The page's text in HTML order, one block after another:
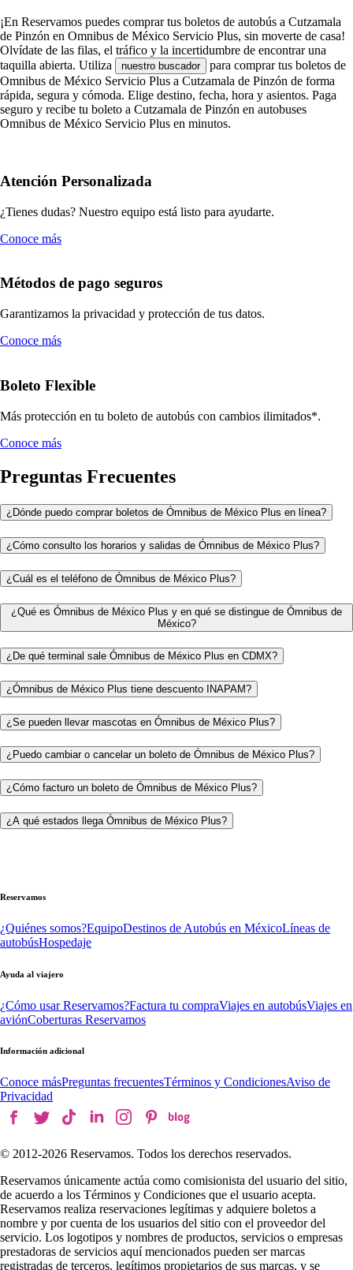
¡En Reservamos puedes comprar tus boletos de autobús a Cutzamala
de Pinzón en Omnibus de México Servicio Plus, sin moverte de casa!
Olvídate de las filas, el tráfico y la incertidumbre de encontrar una
taquilla abierta. Utiliza
nuestro buscador
para comprar tus boletos de
Omnibus de México Servicio Plus a Cutzamala de Pinzón de forma
rápida, segura y cómoda. Elige destino, fecha, hora y asientos. Paga
seguro y recibe tu boleto a Cutzamala de Pinzón en autobuses
Omnibus de México Servicio Plus en minutos.
Atención Personalizada
¿Tienes dudas? Nuestro equipo está listo para ayudarte.
Conoce más
Métodos de pago seguros
Garantizamos la privacidad y protección de tus datos.
Conoce más
Boleto Flexible
Más protección en tu boleto de autobús con cambios ilimitados*.
Conoce más
Preguntas Frecuentes
¿Dónde puedo comprar boletos de Ómnibus de México Plus en línea?
¿Cómo consulto los horarios y salidas de Ómnibus de México Plus?
¿Cuál es el teléfono de Ómnibus de México Plus?
¿Qué es Ómnibus de México Plus y en qué se distingue de Ómnibus de
México?
¿De qué terminal sale Ómnibus de México Plus en CDMX?
¿Ómnibus de México Plus tiene descuento INAPAM?
¿Se pueden llevar mascotas en Ómnibus de México Plus?
¿Puedo cambiar o cancelar un boleto de Ómnibus de México Plus?
¿Cómo facturo un boleto de Ómnibus de México Plus?
¿A qué estados llega Ómnibus de México Plus?
Reservamos
¿Quiénes somos?EquipoDestinos de Autobús en MéxicoLíneas de
autobúsHospedaje
Ayuda al viajero
¿Cómo usar Reservamos?Factura tu compraViajes en autobúsViajes en
aviónCoberturas Reservamos
Información adicional
Conoce másPreguntas frecuentesTérminos y CondicionesAviso de
Privacidad
© 2012-2026 Reservamos. Todos los derechos reservados.
Reservamos únicamente actúa como comisionista del usuario del sitio,
de acuerdo a los Términos y Condiciones que el usuario acepta.
Reservamos realiza reservaciones legítimas y adquiere boletos a
nombre y por cuenta de los usuarios del sitio con el proveedor del
servicio. Los logotipos y nombres de productos, servicios o empresas
prestadoras de servicios aquí mencionados pueden ser marcas
registradas de terceros, legítimos propietarios de sus marcas, y se